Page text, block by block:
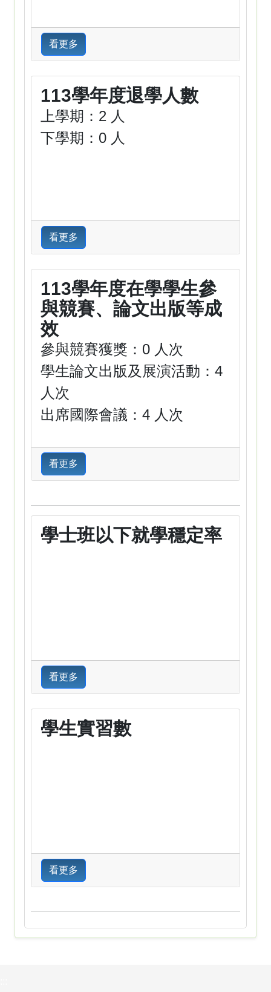
看更多
113學年度退學人數
上學期：2 人
下學期：0 人
看更多
113學年度在學學生參
與競賽、論文出版等成
效
參與競賽獲獎：0 人次
學生論文出版及展演活動：4
人次
出席國際會議：4 人次
看更多
學士班以下就學穩定率
看更多
學生實習數
看更多